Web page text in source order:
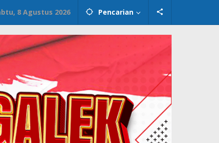
8 Agustus 2026 Pencarian